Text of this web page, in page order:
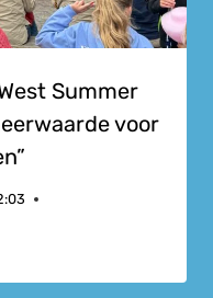
Summer
voor